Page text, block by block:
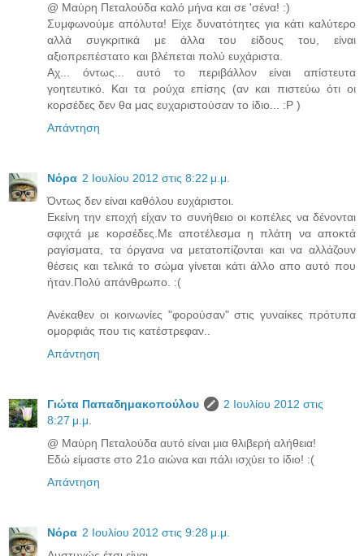
@ Μαύρη Πεταλούδα καλό μήνα και σε 'σένα! :)
Συμφωνούμε απόλυτα! Είχε δυνατότητες για κάτι καλύτερο
αλλά συγκριτικά με άλλα του είδους του, είναι
αξιοπρεπέστατο και βλέπεται πολύ ευχάριστα.
Αχ... όντως... αυτό το περιβάλλον είναι απίστευτα
γοητευτικό. Και τα ρούχα επίσης (αν και πιστεύω ότι οι
κορσέδες δεν θα μας ευχαριστούσαν το ίδιο... :P )
Απάντηση
Νόρα 2 Ιουλίου 2012 στις 8:22 μ.μ.
Όντως δεν είναι καθόλου ευχάριστοι.
Εκείνη την εποχή είχαν το συνήθειο οι κοπέλες να δένονται
σφιχτά με κορσέδες.Με αποτέλεσμα η πλάτη να αποκτά
ραγίσματα, τα όργανα να μετατοπίζονται και να αλλάζουν
θέσεις και τελικά το σώμα γίνεται κάτι άλλο απο αυτό που
ήταν.Πολύ απάνθρωπο. :(
Aνέκαθεν οι κοινωνίες "φορούσαν" στις γυναίκες πρότυπα
ομορφιάς που τις κατέστρεφαν..
Απάντηση
Γιώτα Παπαδημακοπούλου
2 Ιουλίου 2012 στις
8:27 μ.μ.
@ Μαύρη Πεταλούδα αυτό είναι μια θλιβερή αλήθεια!
Εδώ είμαστε στο 21ο αιώνα και πάλι ισχύει το ίδιο! :(
Απάντηση
Νόρα 2 Ιουλίου 2012 στις 9:28 μ.μ.